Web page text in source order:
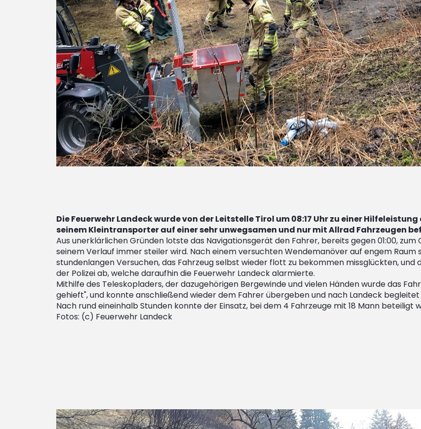
Die Feuerwehr Landeck wurde von der Leitstelle Tirol um 08:17 Uhr zu einer
seinem Kleintransporter auf einer sehr unwegsamen und nur mit Allrad Fahrzeugen
Aus unerklärlichen Gründen lotste das Navigationsgerät den Fahrer, bereits gegen 01:00,
seinem Verlauf immer steiler wird. Nach einem versuchten Wendemanöver auf engem
stundenlangen Versuchen, das Fahrzeug selbst wieder flott zu bekommen missglückten,
der Polizei ab, welche daraufhin die Feuerwehr Landeck alarmierte.
Mithilfe des Teleskopladers, der dazugehörigen Bergewinde und vielen Händen wurde das
gehieft", und konnte anschließend wieder dem Fahrer übergeben und nach Landeck
Nach rund eineinhalb Stunden konnte der Einsatz, bei dem 4 Fahrzeuge mit 18 Mann beteiligt
Fotos: (c) Feuerwehr Landeck